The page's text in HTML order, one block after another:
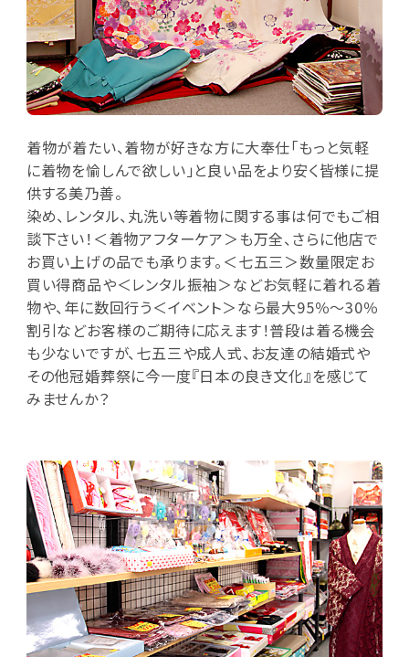
着物が着たい、着物が好きな方に大奉仕「もっと気軽
に着物を愉しんで欲しい」と良い品をより安く皆様に提
供する美乃善。
染め、レンタル、丸洗い等着物に関する事は何でもご相
談下さい！＜着物アフターケア＞も万全、さらに他店で
お買い上げの品でも承ります。＜七五三＞数量限定お
買い得商品や＜レンタル振袖＞などお気軽に着れる着
物や、年に数回行う＜イベント＞なら最大95％～30％
割引などお客様のご期待に応えます！普段は着る機会
も少ないですが、七五三や成人式、お友達の結婚式や
その他冠婚葬祭に今一度『日本の良き文化』を感じて
みませんか？